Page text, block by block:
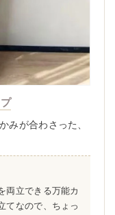
みが合わさった、
両立できる万能カ
てなので、ちょっ